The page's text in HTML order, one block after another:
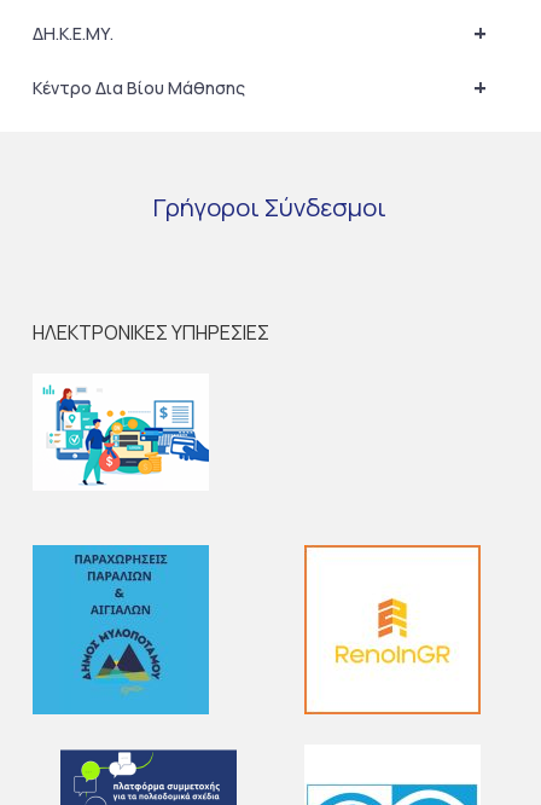
+
ΔΗ.Κ.Ε.ΜΥ.
+
Κέντρο Δια Βίου Μάθησης
Γρήγοροι Σύνδεσμοι
ΗΛΕΚΤΡΟΝΙΚΕΣ ΥΠΗΡΕΣΙΕΣ